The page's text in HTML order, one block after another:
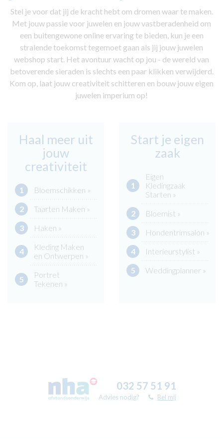
Stel je voor dat jij de kracht hebt om dromen waar te maken.
Met jouw passie voor juwelen en jouw vastberadenheid om
een buitengewone online ervaring te bieden, kun je een
stralende toekomst tegemoet gaan als jij jouw juwelen
webshop start. Het avontuur wacht op jou - de wereld van
betoverende sieraden is slechts een paar klikken verwijderd.
Kom op, laat jouw creativiteit schitteren en bouw jouw eigen
juwelen imperium op!
Haal meer uit
jouw
creativiteit
Bloemschikken »
Taarten Maken »
Haken »
Kleding Maken
en Ontwerpen »
Portret
Tekenen »
Start je eigen
zaak
Eigen
Kledingzaak
Starten »
Bloemist »
Hondentrimsalon »
Interieurstylist »
Weddingplanner »
032 57 51 91
Advies nodig? Bel mij